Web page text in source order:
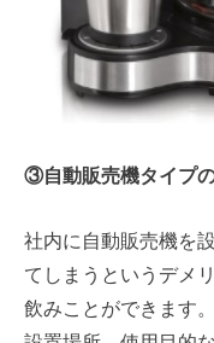
③自動販売機タイプ
社内に自動販売機を
てしまうというデメ
飲みことができます